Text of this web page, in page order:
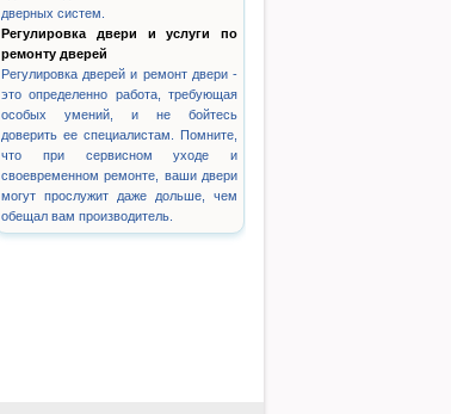
дверных систем.
Регулировка двери и услуги по
ремонту дверей
Регулировка дверей и ремонт двери -
это определенно работа, требующая
особых умений, и не бойтесь
доверить ее специалистам. Помните,
что при сервисном уходе и
своевременном ремонте, ваши двери
могут прослужит даже дольше, чем
обещал вам производитель.